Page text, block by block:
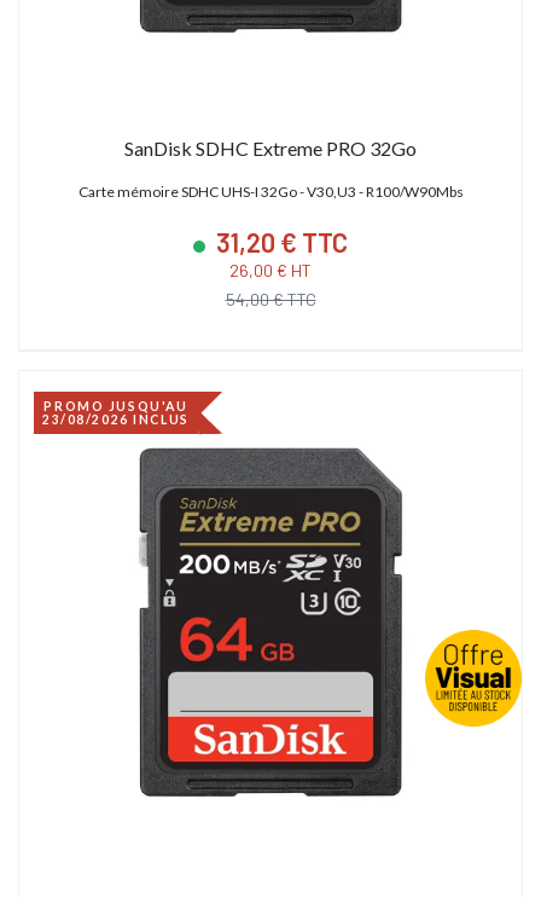
SanDisk SDHC Extreme PRO 32Go
Carte mémoire SDHC UHS-I 32Go - V30,U3 - R100/W90Mbs
31,20 € TTC
26,00 € HT
54,00 € TTC
PROMO JUSQU'AU
23/08/2026 INCLUS